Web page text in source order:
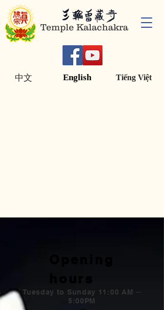
Temple Kalachakra
English Tiếng Việt
中文
Tuesday to Sunday 11:00 AM ─
5:00PM